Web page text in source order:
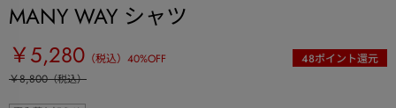
MANY WAY シャツ
￥5,280 （税込） 40%OFF 48ポイント還元
￥8,800（税込）